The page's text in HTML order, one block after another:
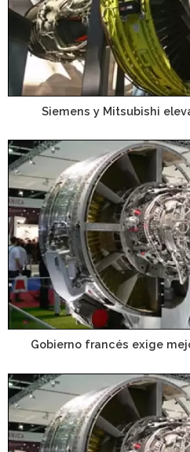
Siemens y Mitsubishi
Gobierno francés exige